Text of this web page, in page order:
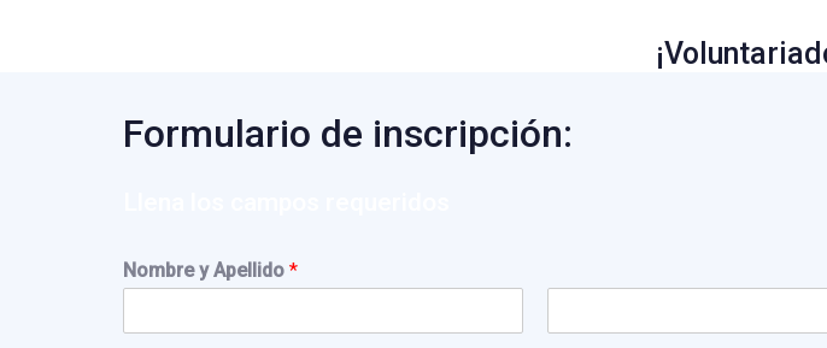
Formulario de inscripción:
Nombre y Apellido *